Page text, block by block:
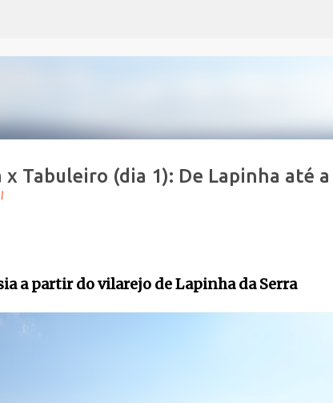
x Tabuleiro (dia 1): De Lapinha até
a partir do vilarejo de Lapinha da Serra